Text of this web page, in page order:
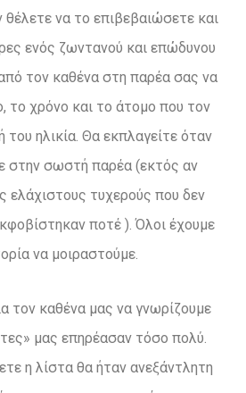
θέλετε να το επιβεβαιώσετε και
ενός ζωντανού και επώδυνου
τον καθένα στη παρέα σας να
το χρόνο και το άτομο που τον
του ηλικία. Θα εκπλαγείτε όταν
στην σωστή παρέα (εκτός αν
ελάχιστους τυχερούς που δεν
ποτέ ). Όλοι έχουμε
να μοιραστούμε.
τον καθένα μας να γνωρίζουμε
μας επηρέασαν τόσο πολύ.
η λίστα θα ήταν ανεξάντλητη